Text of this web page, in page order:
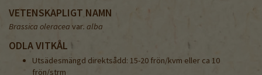
VETENSKAPLIGT NAMN
Brassica oleracea var. alba
ODLA VITKÅL
Utsädesmängd direktsådd: 15-20 frön/kvm eller ca 10
frön/strm